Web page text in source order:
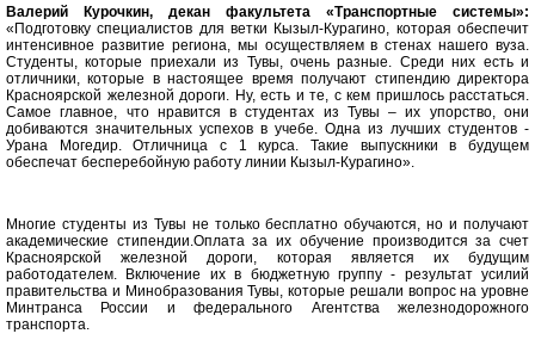
Валерий Курочкин, декан факультета «Транспортные системы»:
«Подготовку специалистов для ветки Кызыл-Курагино, которая обеспечит
интенсивное развитие региона, мы осуществляем в стенах нашего вуза.
Студенты, которые приехали из Тувы, очень разные. Среди них есть и
отличники, которые в настоящее время получают стипендию директора
Красноярской железной дороги. Ну, есть и те, с кем пришлось расстаться.
Самое главное, что нравится в студентах из Тувы – их упорство, они
добиваются значительных успехов в учебе. Одна из лучших студентов -
Урана Могедир. Отличница с 1 курса. Такие выпускники в будущем
обеспечат бесперебойную работу линии Кызыл-Курагино».
Многие студенты из Тувы не только бесплатно обучаются, но и получают
академические стипендии.Оплата за их обучение производится за счет
Красноярской железной дороги, которая является их будущим
работодателем. Включение их в бюджетную группу - результат усилий
правительства и Минобразования Тувы, которые решали вопрос на уровне
Минтранса России и федерального Агентства железнодорожного
транспорта.